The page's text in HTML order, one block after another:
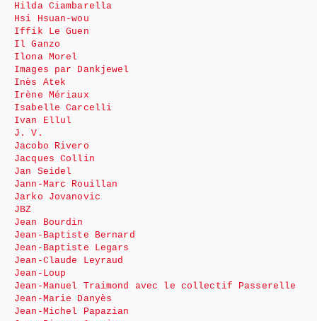
Hilda Ciambarella
Hsi Hsuan-wou
Iffik Le Guen
Il Ganzo
Ilona Morel
Images par Dankjewel
Inès Atek
Irène Mériaux
Isabelle Carcelli
Ivan Ellul
J. V.
Jacobo Rivero
Jacques Collin
Jan Seidel
Jann-Marc Rouillan
Jarko Jovanovic
JBZ
Jean Bourdin
Jean-Baptiste Bernard
Jean-Baptiste Legars
Jean-Claude Leyraud
Jean-Loup
Jean-Manuel Traimond avec le collectif Passerelle
Jean-Marie Danyès
Jean-Michel Papazian